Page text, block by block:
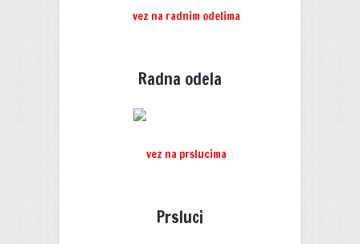
Radna odela
Prsluci